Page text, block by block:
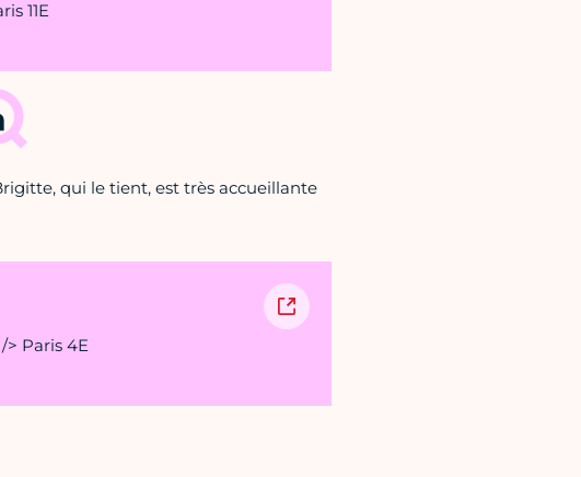
11E
qui le tient, est très accueillante
> Paris 4E